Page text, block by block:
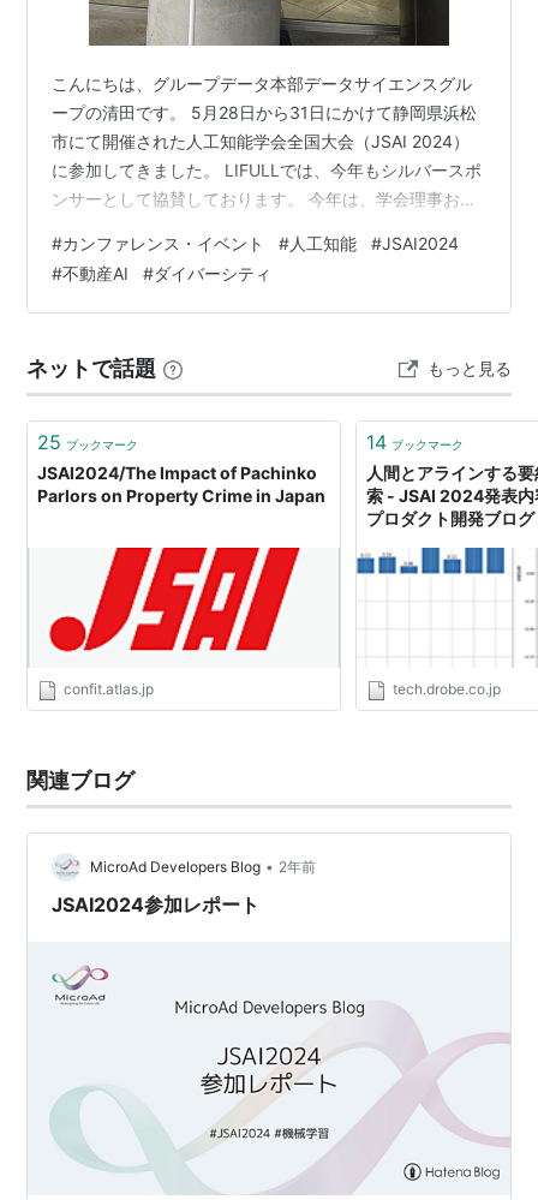
こんにちは、グループデータ本部データサイエンスグル
ープの清田です。 5月28日から31日にかけて静岡県浜松
市にて開催された人工知能学会全国大会（JSAI 2024）
に参加してきました。 LIFULLでは、今年もシルバースポ
ンサーとして協賛しております。 今年は、学会理事およ
舞台裏の部分も少しお伝えします！ なお、昨年熊本で開
催されたJSAI 2023の様子も書かせていただいていま
す。 www.lifull.blog
#カンファレンス・イベント #人工知能 #JSAI2024
#不動産AI #ダイバーシティ
ネットで話題 もっと見る
25 ブックマーク
JSAI2024/The Impact of Pachinko
Parlors on Property Crime in Japan
confit.atlas.jp
14 ブックマーク
人間とアラインする
索 - JSAI 2024発表内
プロダクト開発ブログ
tech.drobe.co.jp
関連ブログ
MicroAd Developers Blog • 2年前
JSAI2024参加レポート